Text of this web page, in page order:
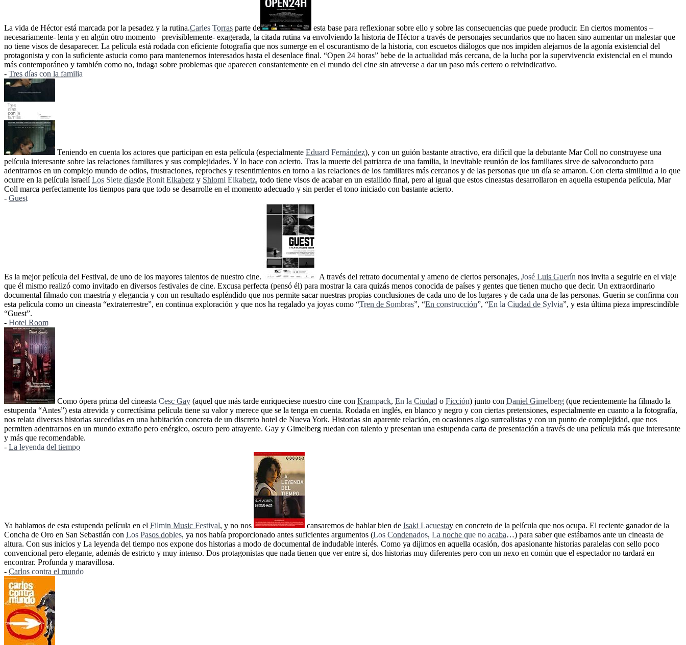
La vida de Héctor está marcada por la pesadez y la rutina.Carles Torras parte de
esta base para reflexionar sobre ello y sobre las consecuencias que puede producir. En ciertos momentos –
necesariamente- lenta y en algún otro momento –previsiblemente- exagerada, la citada rutina va envolviendo la historia de Héctor a través de personajes secundarios que no hacen sino aumentar un malestar que
no tiene visos de desaparecer. La película está rodada con eficiente fotografía que nos sumerge en el oscurantismo de la historia, con escuetos diálogos que nos impiden alejarnos de la agonía existencial del
protagonista y con la suficiente astucia como para mantenernos interesados hasta el desenlace final. “Open 24 horas” bebe de la actualidad más cercana, de la lucha por la supervivencia existencial en el mundo
más contemporáneo y también como no, indaga sobre problemas que aparecen constantemente en el mundo del cine sin atreverse a dar un paso más certero o reivindicativo.
- Tres días con la familia
Teniendo en cuenta los actores que participan en esta película (especialmente Eduard Fernández), y con un guión bastante atractivo, era difícil que la debutante Mar Coll no construyese una
película interesante sobre las relaciones familiares y sus complejidades. Y lo hace con acierto. Tras la muerte del patriarca de una familia, la inevitable reunión de los familiares sirve de salvoconducto para
adentrarnos en un complejo mundo de odios, frustraciones, reproches y resentimientos en torno a las relaciones de los familiares más cercanos y de las personas que un día se amaron. Con cierta similitud a lo que
ocurre en la película israelíLos Siete díasde Ronit Elkabetz y Shlomi Elkabetz, todo tiene visos de acabar en un estallido final, pero al igual que estos cineastas desarrollaron en aquella estupenda película, Mar
Coll marca perfectamente los tiempos para que todo se desarrolle en el momento adecuado y sin perder el tono iniciado con bastante acierto.
- Guest
Es la mejor película del Festival, de uno de los mayores talentos de nuestro cine. A través del retrato documental y ameno de ciertos personajes, José Luis Guerín nos invita a seguirle en el viaje
que él mismo realizó como invitado en diversos festivales de cine. Excusa perfecta (pensó él) para mostrar la cara quizás menos conocida de países y gentes que tienen mucho que decir. Un extraordinario
documental filmado con maestría y elegancia y con un resultado espléndido que nos permite sacar nuestras propias conclusiones de cada uno de los lugares y de cada una de las personas. Guerin se confirma con
esta película como un cineasta “extraterrestre”, en continua exploración y que nos ha regalado ya joyas como “Tren de Sombras”, “En construcción”, “En la Ciudad de Sylvia”, y esta última pieza imprescindible
“Guest”.
- Hotel Room
Como ópera prima del cineasta Cesc Gay (aquel que más tarde enriqueciese nuestro cine con Krampack, En la Ciudad o Ficción) junto con Daniel Gimelberg (que recientemente ha filmado la
estupenda “Antes”) esta atrevida y correctísima película tiene su valor y merece que se la tenga en cuenta. Rodada en inglés, en blanco y negro y con ciertas pretensiones, especialmente en cuanto a la fotografía,
nos relata diversas historias sucedidas en una habitación concreta de un discreto hotel de Nueva York. Historias sin aparente relación, en ocasiones algo surrealistas y con un punto de complejidad, que nos
permiten adentrarnos en un mundo extraño pero enérgico, oscuro pero atrayente. Gay y Gimelberg ruedan con talento y presentan una estupenda carta de presentación a través de una película más que interesante
y más que recomendable.
- La leyenda del tiempo
Ya hablamos de esta estupenda película en el Filmin Music Festival, y no nos cansaremos de hablar bien de Isaki Lacuestay en concreto de la película que nos ocupa. El reciente ganador de la
Concha de Oro en San Sebastián con Los Pasos dobles, ya nos había proporcionado antes suficientes argumentos (Los Condenados, La noche que no acaba…) para saber que estábamos ante un cineasta de
altura. Con sus inicios y La leyenda del tiempo nos expone dos historias a modo de documental de indudable interés. Como ya dijimos en aquella ocasión, dos apasionante historias paralelas con sello poco
convencional pero elegante, además de estricto y muy intenso. Dos protagonistas que nada tienen que ver entre sí, dos historias muy diferentes pero con un nexo en común que el espectador no tardará en
encontrar. Profunda y maravillosa.
- Carlos contra el mundo